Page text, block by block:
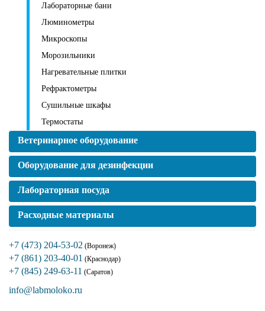
Лабораторные бани
Люминометры
Микроскопы
Морозильники
Нагревательные плитки
Рефрактометры
Сушильные шкафы
Термостаты
Ветеринарное оборудование
Оборудование для дезинфекции
Лабораторная посуда
Расходные материалы
+7 (473) 204-53-02 (Воронеж)
+7 (861) 203-40-01 (Краснодар)
+7 (845) 249-63-11 (Саратов)
info@labmoloko.ru